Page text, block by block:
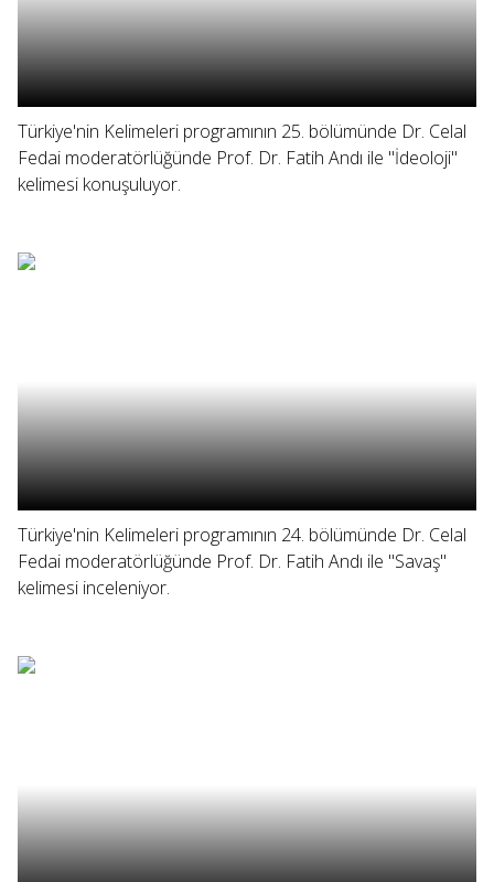
Türkiye'nin Kelimeleri programının 25. bölümünde Dr. Celal
Fedai moderatörlüğünde Prof. Dr. Fatih Andı ile "İdeoloji"
kelimesi konuşuluyor.
Türkiye'nin Kelimeleri programının 24. bölümünde Dr. Celal
Fedai moderatörlüğünde Prof. Dr. Fatih Andı ile "Savaş"
kelimesi inceleniyor.